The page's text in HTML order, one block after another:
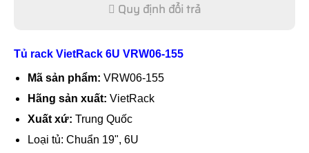
Quy định đổi trả
Tủ rack VietRack 6U VRW06-155
Mã sản phẩm: VRW06-155
Hãng sản xuất: VietRack
Xuất xứ: Trung Quốc
Loại tủ: Chuẩn 19", 6U